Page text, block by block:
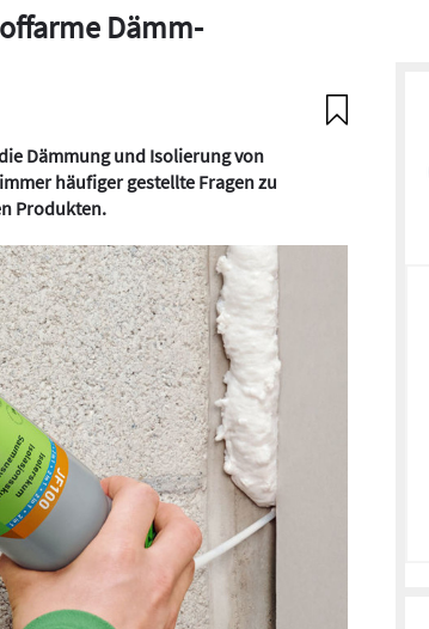
Dämm-
Dämmung und Isolierung von
häufiger gestellte Fragen zu
Produkten.